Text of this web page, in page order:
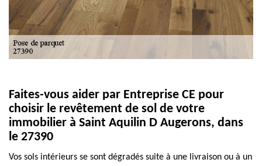
Faites-vous aider par Entreprise CE pour
choisir le revêtement de sol de votre
immobilier à Saint Aquilin D Augerons, dans
le 27390
Vos sols intérieurs se sont dégradés suite à une livraison ou à un